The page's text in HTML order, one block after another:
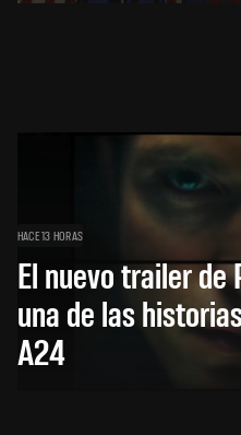
HACE 13 HORAS
El nuevo trailer
una de las
A24